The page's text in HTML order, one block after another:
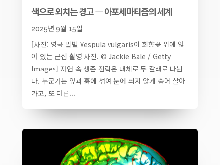
색으로 외치는 경고 ― 아포세마티즘의 세계
2025년 9월 15일
[사진: 영국 말벌 Vespula vulgaris이 회향꽃 위에 앉
아 있는 근접 촬영 사진. © Jackie Bale / Getty
Images] 자연 속 생존 전략은 대체로 두 갈래로 나뉜
다. 누군가는 잎과 흙에 섞여 눈에 띄지 않게 숨어 살아
가고, 또 다른...